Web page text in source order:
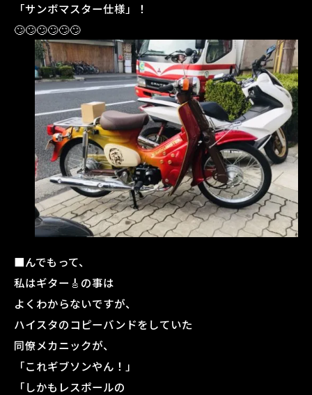
「サンボマスター仕様」！
🙄🙄🙄🙄🙄🙄
■んでもって、
私はギター🎸の事は
よくわからないですが、
ハイスタのコピーバンドをしていた
同僚メカニックが、
「これギブソンやん！」
「しかもレスポールの